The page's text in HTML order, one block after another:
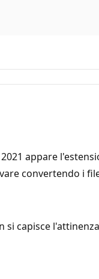
appare
convertendo i
si capisce